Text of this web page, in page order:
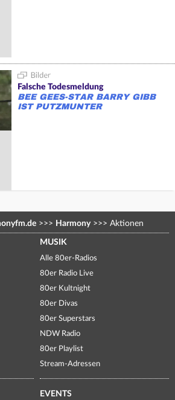
Falsche Todesmeldung
BEE GEES-STAR BARRY GIBB
IST PUTZMUNTER
>>> Harmony >>> Aktionen
MUSIK
Alle 80er-Radios
80er Radio Live
80er Kultnight
80er Divas
80er Superstars
NDW Radio
80er Playlist
Stream-Adressen
EVENTS